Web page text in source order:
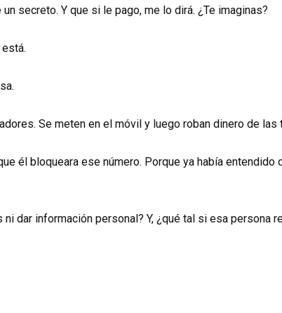
secreto. Y que si le pago, me lo dirá. ¿Te imaginas?
Se meten en el móvil y luego roban dinero de las
él bloqueara ese número. Porque ya había entendido
dar información personal? Y, ¿qué tal si esa persona